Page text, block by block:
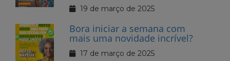
19 de março de 2025
Bora iniciar a semana com
mais uma novidade incrível?
17 de março de 2025